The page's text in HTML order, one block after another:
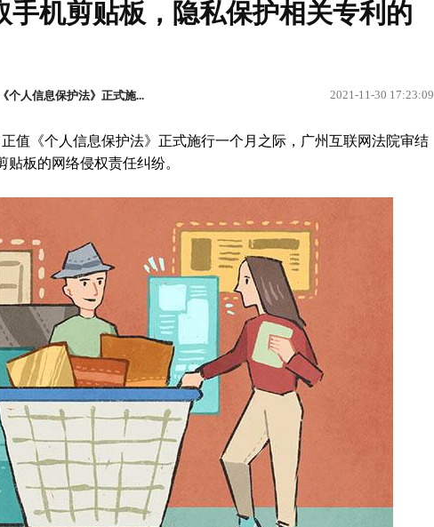
手机剪贴板，隐私保护相关专利的
个人信息保护法》正式施... 2021-11-30 17:23:09
值《个人信息保护法》正式施行一个月之际，广州互联网法院审结
板的网络侵权责任纠纷。